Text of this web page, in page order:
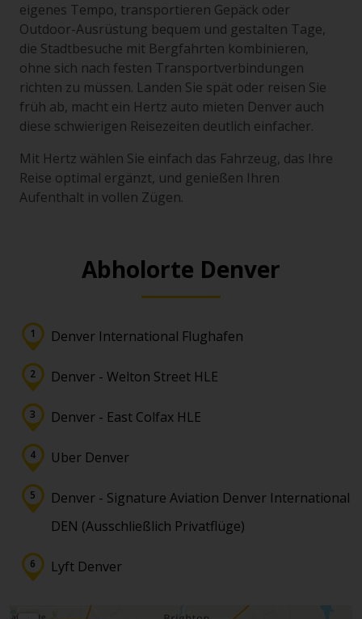
eigenes Tempo, transportieren Gepäck oder
Outdoor-Ausrüstung bequem und gestalten Tage,
die Stadtbesuche mit Bergfahrten kombinieren,
ohne sich nach festen Transportverbindungen
richten zu müssen. Landen Sie spät oder reisen Sie
früh ab, macht ein Hertz auto mieten Denver auch
diese schwierigen Reisezeiten deutlich einfacher.
Mit Hertz wählen Sie einfach das Fahrzeug, das Ihre
Reise optimal ergänzt, und genießen Ihren
Aufenthalt in vollen Zügen.
Abholorte Denver
Denver International Flughafen
Denver - Welton Street HLE
Denver - East Colfax HLE
Uber Denver
Denver - Signature Aviation Denver International
DEN (Ausschließlich Privatflüge)
Lyft Denver